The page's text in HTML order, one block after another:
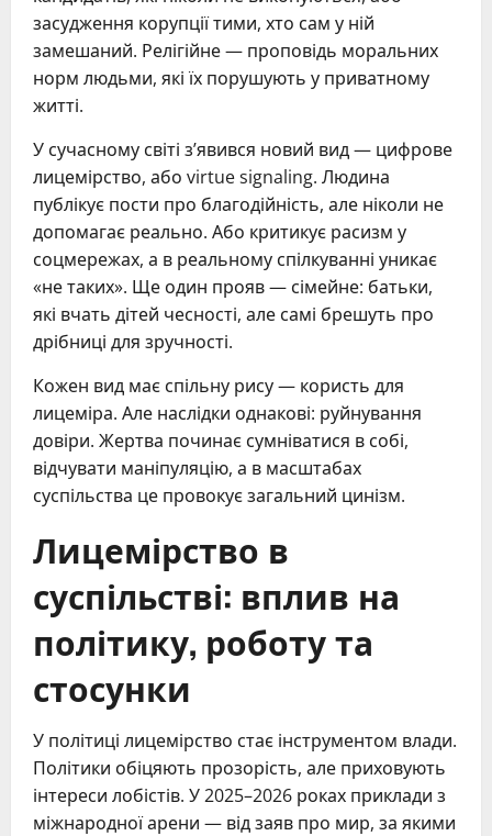
засудження корупції тими, хто сам у ній
замешаний. Релігійне — проповідь моральних
норм людьми, які їх порушують у приватному
житті.
У сучасному світі з’явився новий вид — цифрове
лицемірство, або virtue signaling. Людина
публікує пости про благодійність, але ніколи не
допомагає реально. Або критикує расизм у
соцмережах, а в реальному спілкуванні уникає
«не таких». Ще один прояв — сімейне: батьки,
які вчать дітей чесності, але самі брешуть про
дрібниці для зручності.
Кожен вид має спільну рису — користь для
лицеміра. Але наслідки однакові: руйнування
довіри. Жертва починає сумніватися в собі,
відчувати маніпуляцію, а в масштабах
суспільства це провокує загальний цинізм.
Лицемірство в
суспільстві: вплив на
політику, роботу та
стосунки
У політиці лицемірство стає інструментом влади.
Політики обіцяють прозорість, але приховують
інтереси лобістів. У 2025–2026 роках приклади з
міжнародної арени — від заяв про мир, за якими